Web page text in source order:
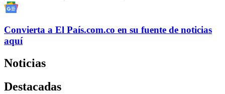
Convierta a El País.com.co en su fuente de noticias
aquí
Noticias
Destacadas